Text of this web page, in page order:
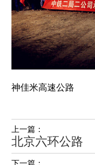
神佳米高速公路
上一篇：
北京六环公路
下一篇：